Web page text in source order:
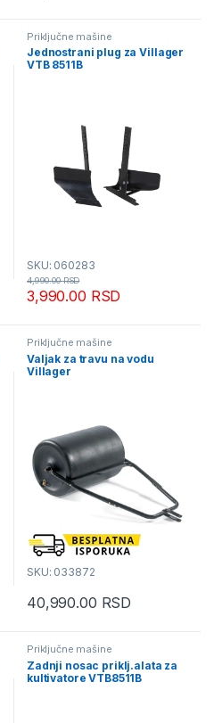
Priključne mašine
Jednostrani plug za Villager
VTB 8511B
SKU: 060283
3,990.00 RSD
4,990.00RSD
Priključne mašine
Valjak za travu na vodu
Villager
SKU: 033872
40,990.00 RSD
Priključne mašine
Zadnji nosac priklj.alata za
kultivatore VTB8511B